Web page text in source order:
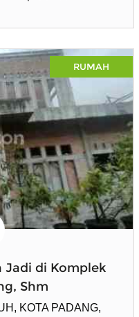
RUMAH
Jadi di Komplek
Shm
KOTA PADANG,